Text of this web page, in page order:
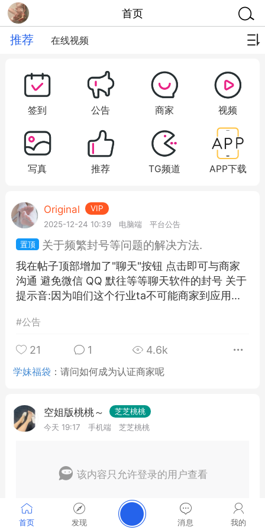
首页 发现 消息 我的
首页
推荐 在线视频
签到 公告 商家 视频
写真 推荐 TG频道 APP下载
Original
VIP
2025-12-24 10:39
电脑端 平台公告
关于频繁封号等问题的解决方法.
我在帖子顶部增加了"聊天"按钮 点击即可与商家
沟通 避免微信 QQ 默往等等聊天软件的封号 关于
提示音:因为咱们这个行业ta不可能商家到应用...
#公告
21 1 4.6k
学妹福袋 ：请问如何成为认证商家呢
空姐版桃桃～
芝芝桃桃
今天 19:17
手机端 芝芝桃桃
该内容只允许登录的用户查看